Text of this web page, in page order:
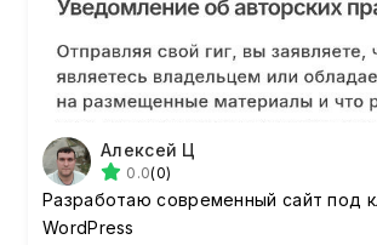
Алексей Ц
0.0(0)
Разработаю современный сайт под
WordPress